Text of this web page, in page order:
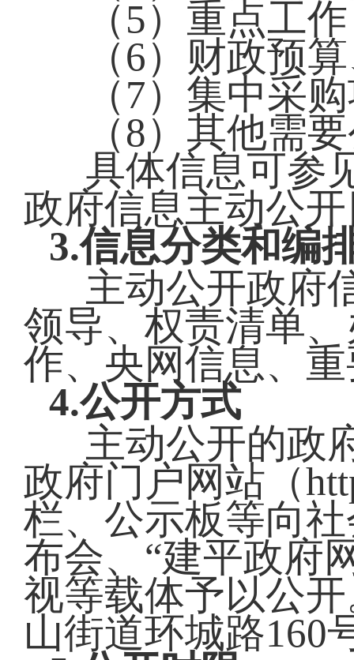
（5）重点工
（6）财政预
（7）集中采
（8）其他需
具体信息可参
政府信息主动公
3.信息分类和编
主动公开政府
领导、权责清单
作、央网信息、
4.公开方式
主动公开的政
政府门户网站（
栏、公示板等向
布会、“建平政府
视等载体予以公
山街道环城路160